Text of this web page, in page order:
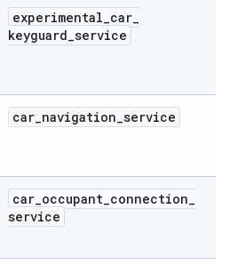
experimental_car_
keyguard_service
car_navigation_service
car_occupant_connection_
service